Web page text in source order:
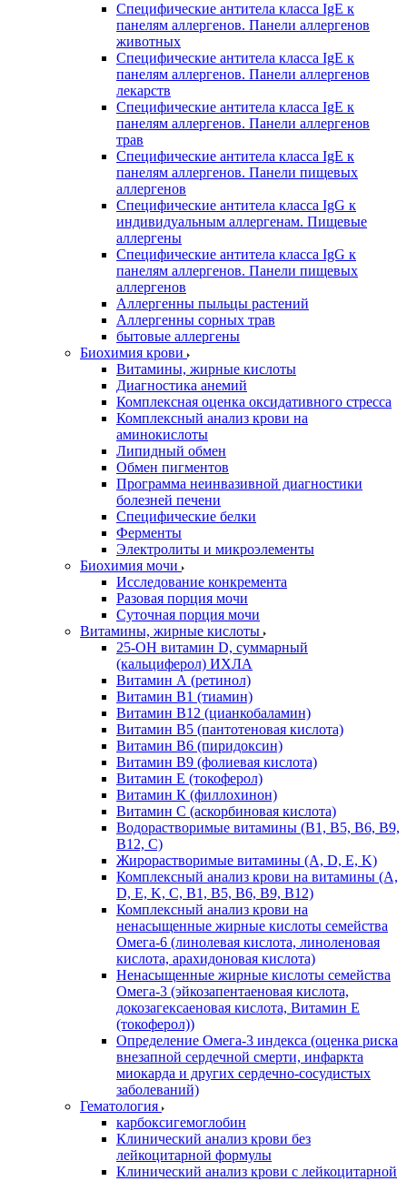
Специфические антитела класса IgE к
панелям аллергенов. Панели аллергенов
животных
Специфические антитела класса IgE к
панелям аллергенов. Панели аллергенов
лекарств
Специфические антитела класса IgE к
панелям аллергенов. Панели аллергенов
трав
Специфические антитела класса IgE к
панелям аллергенов. Панели пищевых
аллергенов
Специфические антитела класса IgG к
индивидуальным аллергенам. Пищевые
аллергены
Специфические антитела класса IgG к
панелям аллергенов. Панели пищевых
аллергенов
Аллергенны пыльцы растений
Аллергенны сорных трав
бытовые аллергены
Биохимия крови
Витамины, жирные кислоты
Диагностика анемий
Комплексная оценка оксидативного стресса
Комплексный анализ крови на
аминокислоты
Липидный обмен
Обмен пигментов
Программа неинвазивной диагностики
болезней печени
Специфические белки
Ферменты
Электролиты и микроэлементы
Биохимия мочи
Исследование конкремента
Разовая порция мочи
Суточная порция мочи
Витамины, жирные кислоты
25-OH витамин D, суммарный
(кальциферол) ИХЛА
Витамин А (ретинол)
Витамин В1 (тиамин)
Витамин В12 (цианкобаламин)
Витамин В5 (пантотеновая кислота)
Витамин В6 (пиридоксин)
Витамин В9 (фолиевая кислота)
Витамин Е (токоферол)
Витамин К (филлохинон)
Витамин С (аскорбиновая кислота)
Водорастворимые витамины (B1, B5, B6, В9,
В12, С)
Жирорастворимые витамины (A, D, E, K)
Комплексный анализ крови на витамины (A,
D, E, K, C, B1, B5, B6, В9, B12)
Комплексный анализ крови на
ненасыщенные жирные кислоты семейства
Омега-6 (линолевая кислота, линоленовая
кислота, арахидоновая кислота)
Ненасыщенные жирные кислоты семейства
Омега-3 (эйкозапентаеновая кислота,
докозагексаеновая кислота, Витамин E
(токоферол))
Определение Омега-3 индекса (оценка риска
внезапной сердечной смерти, инфаркта
миокарда и других сердечно-сосудистых
заболеваний)
Гематология
карбоксигемоглобин
Клинический анализ крови без
лейкоцитарной формулы
Клинический анализ крови с лейкоцитарной